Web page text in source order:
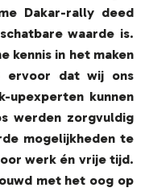
Dakar-rally deed
waarde is.
kennis in het maken
ervoor dat wij ons
upexperten kunnen
werden zorgvuldig
mogelijkheden te
werk én vrije tijd.
met het oog op